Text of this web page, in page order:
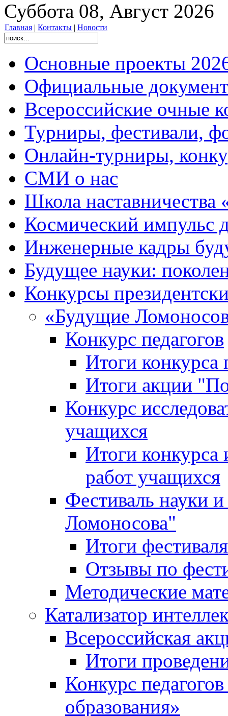
Суббота 08, Август 2026
Главная | Контакты | Новости
Основные проекты
Официальные
Всероссийские очные
Турниры, фестивали,
Онлайн-турниры,
СМИ о нас
Школа
Космический импульс
Инженерные кадры
Будущее науки:
Конкурсы
«Будущие
Конкурс педагогов
Итоги конкурса
Итоги акции
Конкурс
учащихся
Итоги конкурса
работ учащихся
Фестиваль науки
Ломоносова"
Итоги фестиваля
Отзывы по
Методические
Катализатор
Всероссийская
Итоги
Конкурс
образования»